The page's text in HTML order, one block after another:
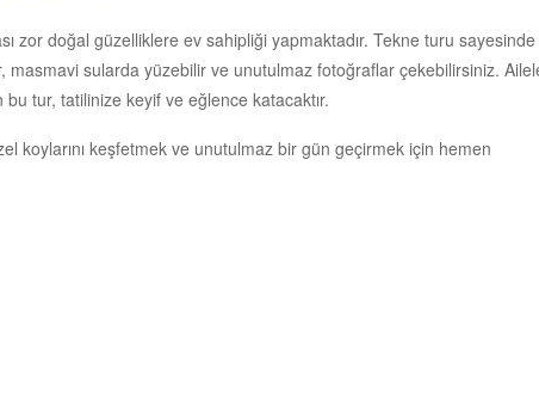
zor doğal güzelliklere ev sahipliği yapmaktadır. Tekne turu sayesinde
masmavi sularda yüzebilir ve unutulmaz fotoğraflar çekebilirsiniz.
tur, tatilinize keyif ve eğlence katacaktır.
koylarını keşfetmek ve unutulmaz bir gün geçirmek için hemen